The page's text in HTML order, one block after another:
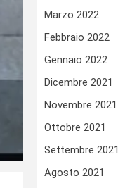
Marzo 2022
Febbraio 2022
Gennaio 2022
Dicembre 2021
Novembre 2021
Ottobre 2021
Settembre 2021
Agosto 2021